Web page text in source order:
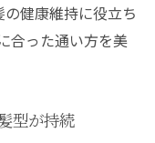
健康維持に役立ち
合った通い方を美
型が持続